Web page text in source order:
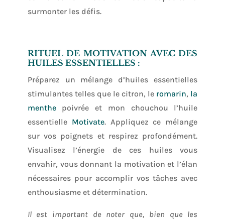
surmonter les défis.
RITUEL DE MOTIVATION AVEC DES
HUILES ESSENTIELLES :
Préparez un mélange d’huiles essentielles
stimulantes telles que le citron, le romarin, la
menthepoivrée et mon chouchou l’huile
essentielle Motivate. Appliquez ce mélange
sur vos poignets et respirez profondément.
Visualisez l’énergie de ces huiles vous
envahir, vous donnant la motivation et l’élan
nécessaires pour accomplir vos tâches avec
enthousiasme et détermination.
Il est important de noter que, bien que les